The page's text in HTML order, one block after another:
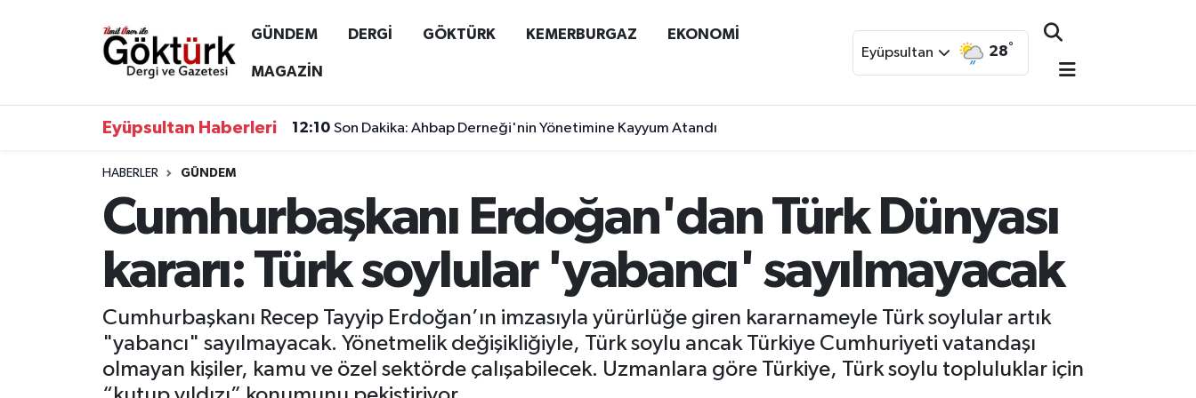
GÜNDEM DERGİ GÖKTÜRK KEMERBURGAZ EKONOMİ
MAGAZİN
Eyüpsultan 28°
Eyüpsultan Haberleri 12:10 Son Dakika: Ahbap Derneği'nin Yönetimine Kayyum Atandı
HABERLER GÜNDEM
Cumhurbaşkanı Erdoğan'dan Türk Dünyası
kararı: Türk soylular 'yabancı' sayılmayacak
Cumhurbaşkanı Recep Tayyip Erdoğan’ın imzasıyla yürürlüğe giren kararnameyle Türk soylular artık
"yabancı" sayılmayacak. Yönetmelik değişikliğiyle, Türk soylu ancak Türkiye Cumhuriyeti vatandaşı
olmayan kişiler, kamu ve özel sektörde çalışabilecek. Uzmanlara göre Türkiye, Türk soylu topluluklar için
Anne Çocuk
GÖKTÜRK
GÜNDEM
Eyüpsultan Hava Durumu
Tüm Manşetler
Son Dakika Haberleri